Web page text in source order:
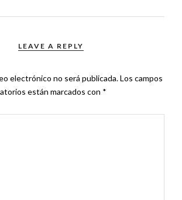
LEAVE A REPLY
electrónico no será publicada.Los campos
están marcados con *